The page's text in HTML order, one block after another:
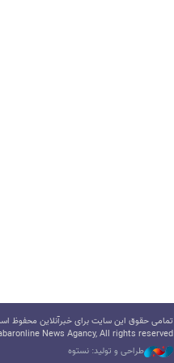
تمامی حقوق این سایت برای خبرآنلاین محفوظ
News Agancy, All rights reserved
طراحی و تولید: نستوه